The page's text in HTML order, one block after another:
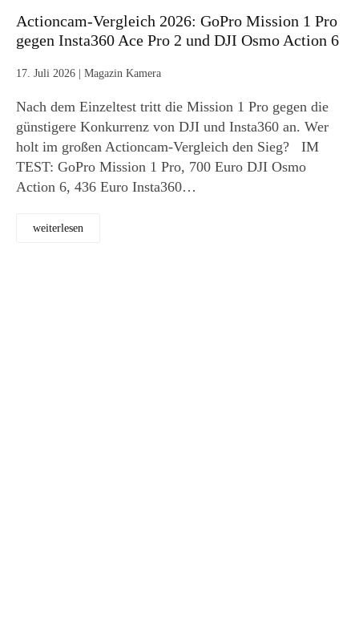
Actioncam-Vergleich 2026: GoPro Mission 1 Pro
gegen Insta360 Ace Pro 2 und DJI Osmo Action 6
17. Juli 2026 Magazin Kamera
Nach dem Einzeltest tritt die Mission 1 Pro gegen die
günstigere Konkurrenz von DJI und Insta360 an. Wer
holt im großen Actioncam-Vergleich den Sieg? IM
TEST: GoPro Mission 1 Pro, 700 Euro DJI Osmo
Action 6, 436 Euro Insta360…
weiterlesen